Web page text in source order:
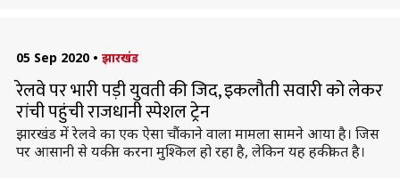
05 Sep 2020 • झारखंड
रेलवे पर भारी पड़ी युवती की जिद, इकलौती सवारी को लेकर
रांची पहुंची राजधानी स्पेशल ट्रेन
झारखंड में रेलवे का एक ऐसा चौंकाने वाला मामला सामने आया है। जिस
पर आसानी से यकीन करना मुश्किल हो रहा है, लेकिन यह हकीकत है।